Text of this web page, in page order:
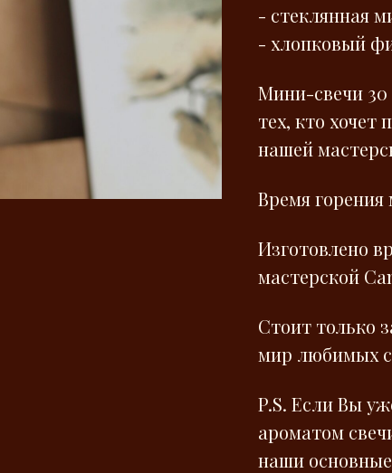
- стеклянная
- хлопковый
Мини-свечи
тех, кто хочет
нашей
Время горения
Изготовлено
мастерской
Стоит только
мир любимых
P.S. Если Вы
ароматом
наши